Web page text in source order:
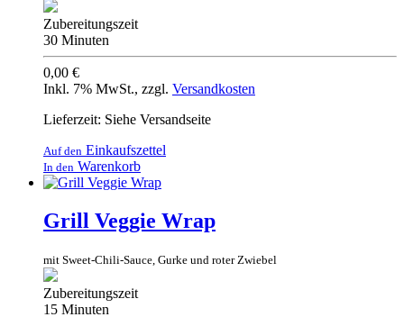
Zubereitungszeit
30 Minuten
0,00 €
Inkl. 7% MwSt., zzgl. Versandkosten
Lieferzeit: Siehe Versandseite
Auf den Einkaufszettel
In den Warenkorb
Grill Veggie Wrap
mit Sweet-Chili-Sauce, Gurke und roter Zwiebel
Zubereitungszeit
15 Minuten